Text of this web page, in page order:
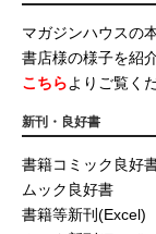
マガジンハウスの
書店様の様子を紹
こちらよりご覧く
新刊・良好書
書籍コミック良好
ムック良好書
書籍等新刊(Excel)